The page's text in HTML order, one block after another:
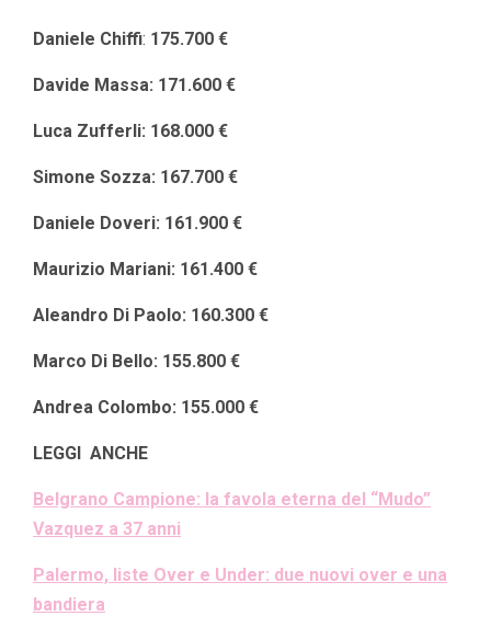
Daniele Chiffi: 175.700 €
Davide Massa: 171.600 €
Luca Zufferli: 168.000 €
Simone Sozza: 167.700 €
Daniele Doveri: 161.900 €
Maurizio Mariani: 161.400 €
Aleandro Di Paolo: 160.300 €
Marco Di Bello: 155.800 €
Andrea Colombo: 155.000 €
LEGGI ANCHE
Belgrano Campione: la favola eterna del “Mudo”
Vazquez a 37 anni
Palermo, liste Over e Under: due nuovi over e una
bandiera